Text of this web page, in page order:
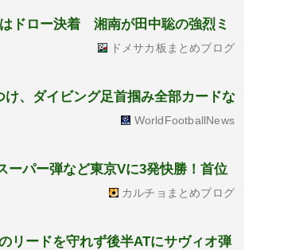
ドロー決着 湘南が田中聡の強烈ミ
ドメサカ板まとめブログ
、ダイビング足首掴み全部カードな
WorldFootballNews
ーパー弾など東京Vに3発快勝！首位
カルチョまとめブログ
リードを守れず後半ATにサヴィオ弾